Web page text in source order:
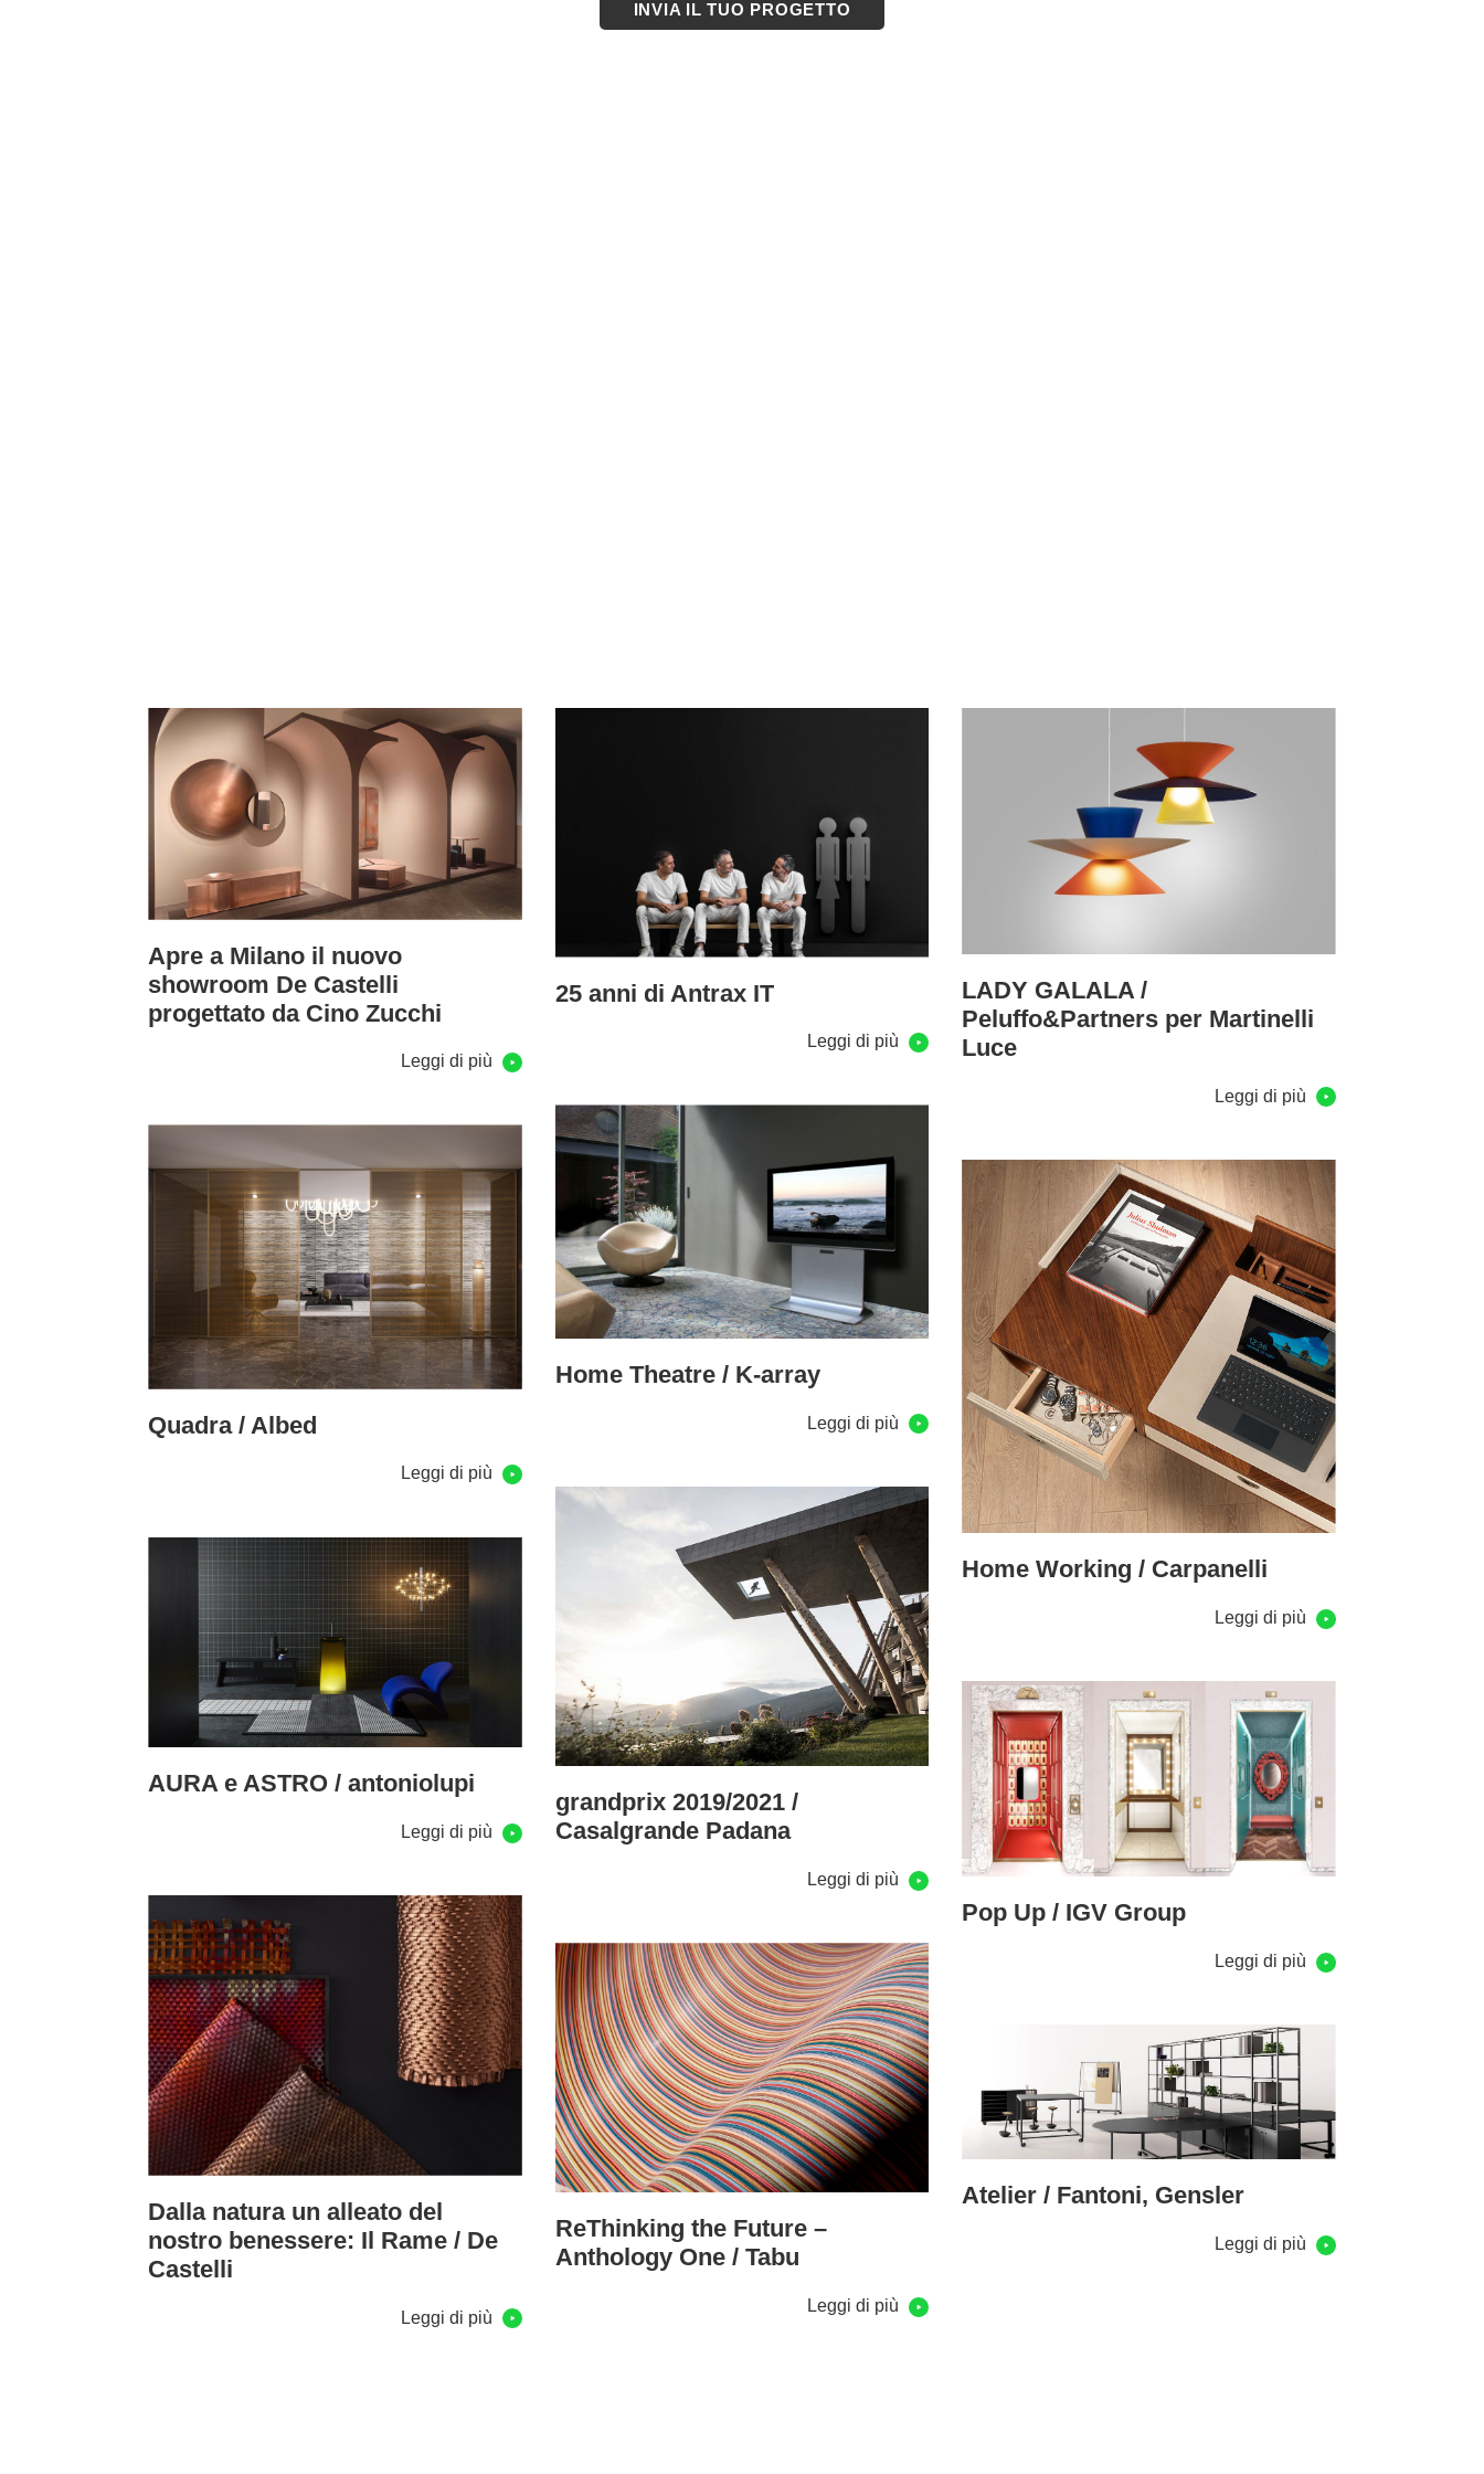
INVIA IL TUO PROGETTO
Apre a Milano il nuovo
showroom De Castelli
progettato da Cino Zucchi
Leggi di più
25 anni di Antrax IT
Leggi di più
LADY GALALA /
Peluffo&Partners per Martinelli
Luce
Leggi di più
Quadra / Albed
Leggi di più
Home Theatre / K-array
Leggi di più
Home Working / Carpanelli
Leggi di più
AURA e ASTRO / antoniolupi
Leggi di più
grandprix 2019/2021 /
Casalgrande Padana
Leggi di più
Pop Up / IGV Group
Leggi di più
Dalla natura un alleato del
nostro benessere: Il Rame / De
Castelli
Leggi di più
ReThinking the Future –
Anthology One / Tabu
Leggi di più
Atelier / Fantoni, Gensler
Leggi di più